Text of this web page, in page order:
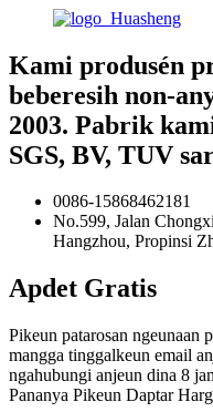
Kami produsén
beberesih non-
2003. Pabrik
SGS, BV, TUV
0086-15868462181
No.599, Jalan
Hangzhou, Propinsi
Apdet Gratis
Pikeun patarosan ngeunaan
mangga tinggalkeun email
ngahubungi anjeun dina 8
Pananya Pikeun Daptar